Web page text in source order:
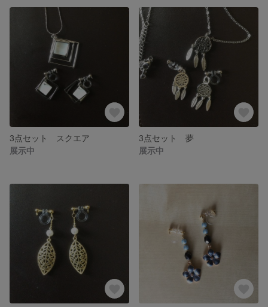
3点セット スクエア
展示中
3点セット 夢
展示中